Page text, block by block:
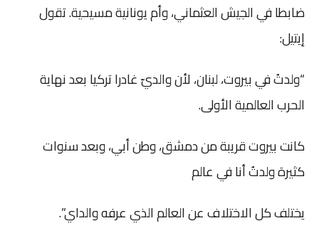
ضابطا في الجيش العثماني، وأم يونانية مسيحية. تقول
إيتيل:
“ولدتُ في بيروت، لبنان، لأن والديّ غادرا تركيا بعد نهاية
الحرب العالمية الأولى.
كانت بيروت قريبة من دمشق، وطن أبي، وبعد سنوات
كثيرة ولدتُ أنا في عالم
يختلف كل الاختلاف عن العالم الذي عرفه والداي”.